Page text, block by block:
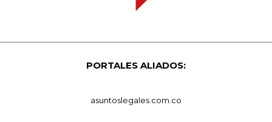
PORTALES ALIADOS:
asuntoslegales.com.co